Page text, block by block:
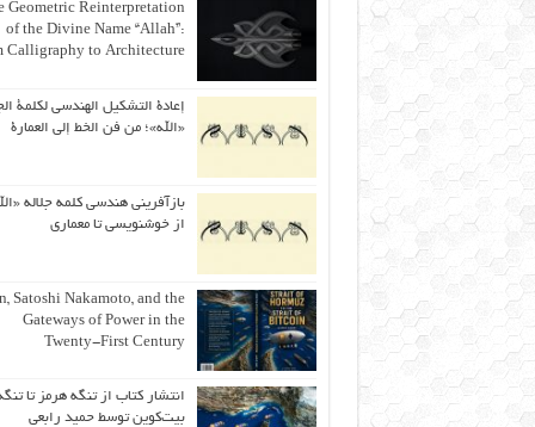
Geometric Reinterpretation
of the Divine Name “Allah”:
Calligraphy to Architecture
إعادة التشكيل الهندسي لكلمة
«الله»؛ من فن الخط إلى العمارة
بازآفرینی هندسی کلمه جلاله
از خوشنویسی تا معماری
Satoshi Nakamoto, and the
Gateways of Power in the
Twenty-First Century
انتشار کتاب از تنگه هرمز تا
بیت‌کوین توسط حمید رابعی